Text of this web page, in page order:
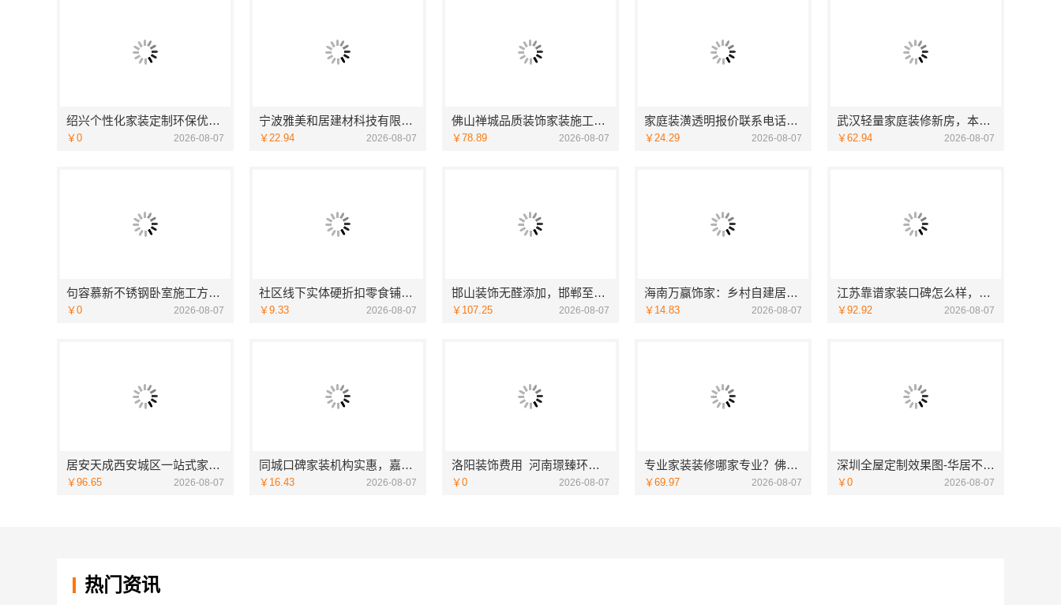
绍兴个性化家装定制环保优质材料，绍兴卓鑫装饰材料有限公司
￥0 2026-08-07
宁波雅美和居建材科技有限公司镇海家装施工对接渠道
￥22.94 2026-08-07
佛山禅城品质装饰家装施工选佛山市雅居美家建筑装饰工程有限公司
￥78.89 2026-08-07
家庭装潢透明报价联系电话，嘉兴美居乐
￥24.29 2026-08-07
武汉轻量家庭装修新房，本地快装（湖北）科技有限公司透明报价
￥62.94 2026-08-07
句容慕新不锈钢卧室施工方案哪家强
￥0 2026-08-07
社区线下实体硬折扣零食铺，河南零百味供应链有限公司全域盈利
￥9.33 2026-08-07
邯山装饰无醛添加，邯郸至臻全宅新材料有限公司守护家人健康
￥107.25 2026-08-07
海南万赢饰家：乡村自建居室水电规整
￥14.83 2026-08-07
江苏靠谱家装口碑怎么样，宜居佳装饰匠心品质
￥92.92 2026-08-07
居安天成西安城区一站式家装设计，毛坯房自有施工队
￥96.65 2026-08-07
同城口碑家装机构实惠，嘉兴绿色之家建材科技有限公司
￥16.43 2026-08-07
洛阳装饰费用_河南璟臻环保建材有限公司透明报价无隐形消费
￥0 2026-08-07
专业家装装修哪家专业？佛山市雅居美家装饰全流程标准化管控
￥69.97 2026-08-07
深圳全屋定制效果图-华居不锈钢
￥0 2026-08-07
热门资讯